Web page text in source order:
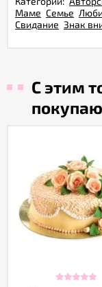
Маме Семье
Свидание Знак
С этим